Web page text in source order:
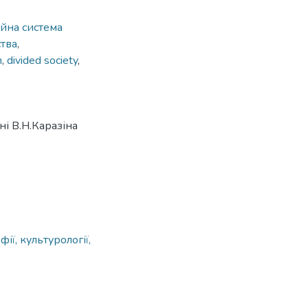
система
,
, divided society,
В.Н.Каразіна
культурології,